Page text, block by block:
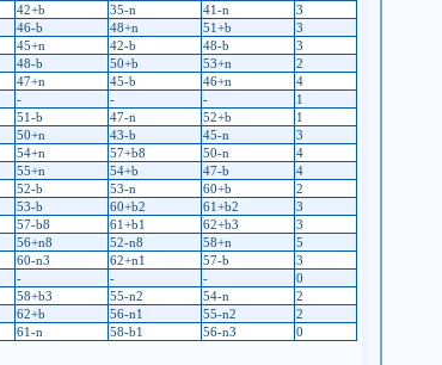
42+b 35-n 41-n
3
46-b 48+n 51+b
3
45+n 42-b 48-b
3
48-b 50+b 53+n
2
47+n 45-b 46+n
4
- - -
1
51-b 47-n 52+b
1
50+n 43-b 45-n
3
54+n 57+b8 50-n
4
55+n 54+b 47-b
4
52-b 53-n 60+b
2
53-b 60+b2 61+b2
3
57-b8 61+b1 62+b3
3
56+n8 52-n8 58+n
5
60-n3 62+n1 57-b
3
- - -
0
58+b3 55-n2 54-n
2
62+b 56-n1 55-n2
2
61-n 58-b1 56-n3
0